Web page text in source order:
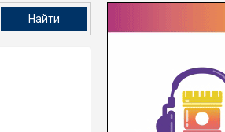
ГАЙ.РФ В TELEGRAM